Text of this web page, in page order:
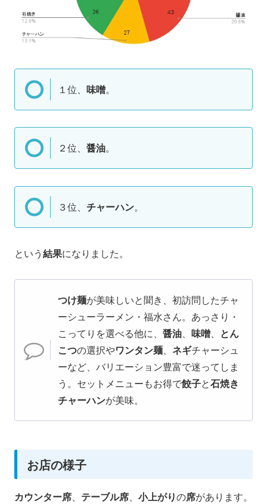
１位、 味噌。
２位、 醤油。
３位、 チャーハン。
という結果になりました。
つけ麺が美味しいと聞き、初訪問したチャ
ーシューラーメン・福水さん。あっさり・
こってりを選べる他に、 醤油、 味噌、 とん
こつの選択やワンタン麺、 ネギチャーシュ
ーなど、バリエーション豊富で迷ってしま
う。セットメニューもお得で餃子と石焼き
チャーハンが美味。
お店の様子
カウンター席、 テーブル席、 小上がりの席があります。